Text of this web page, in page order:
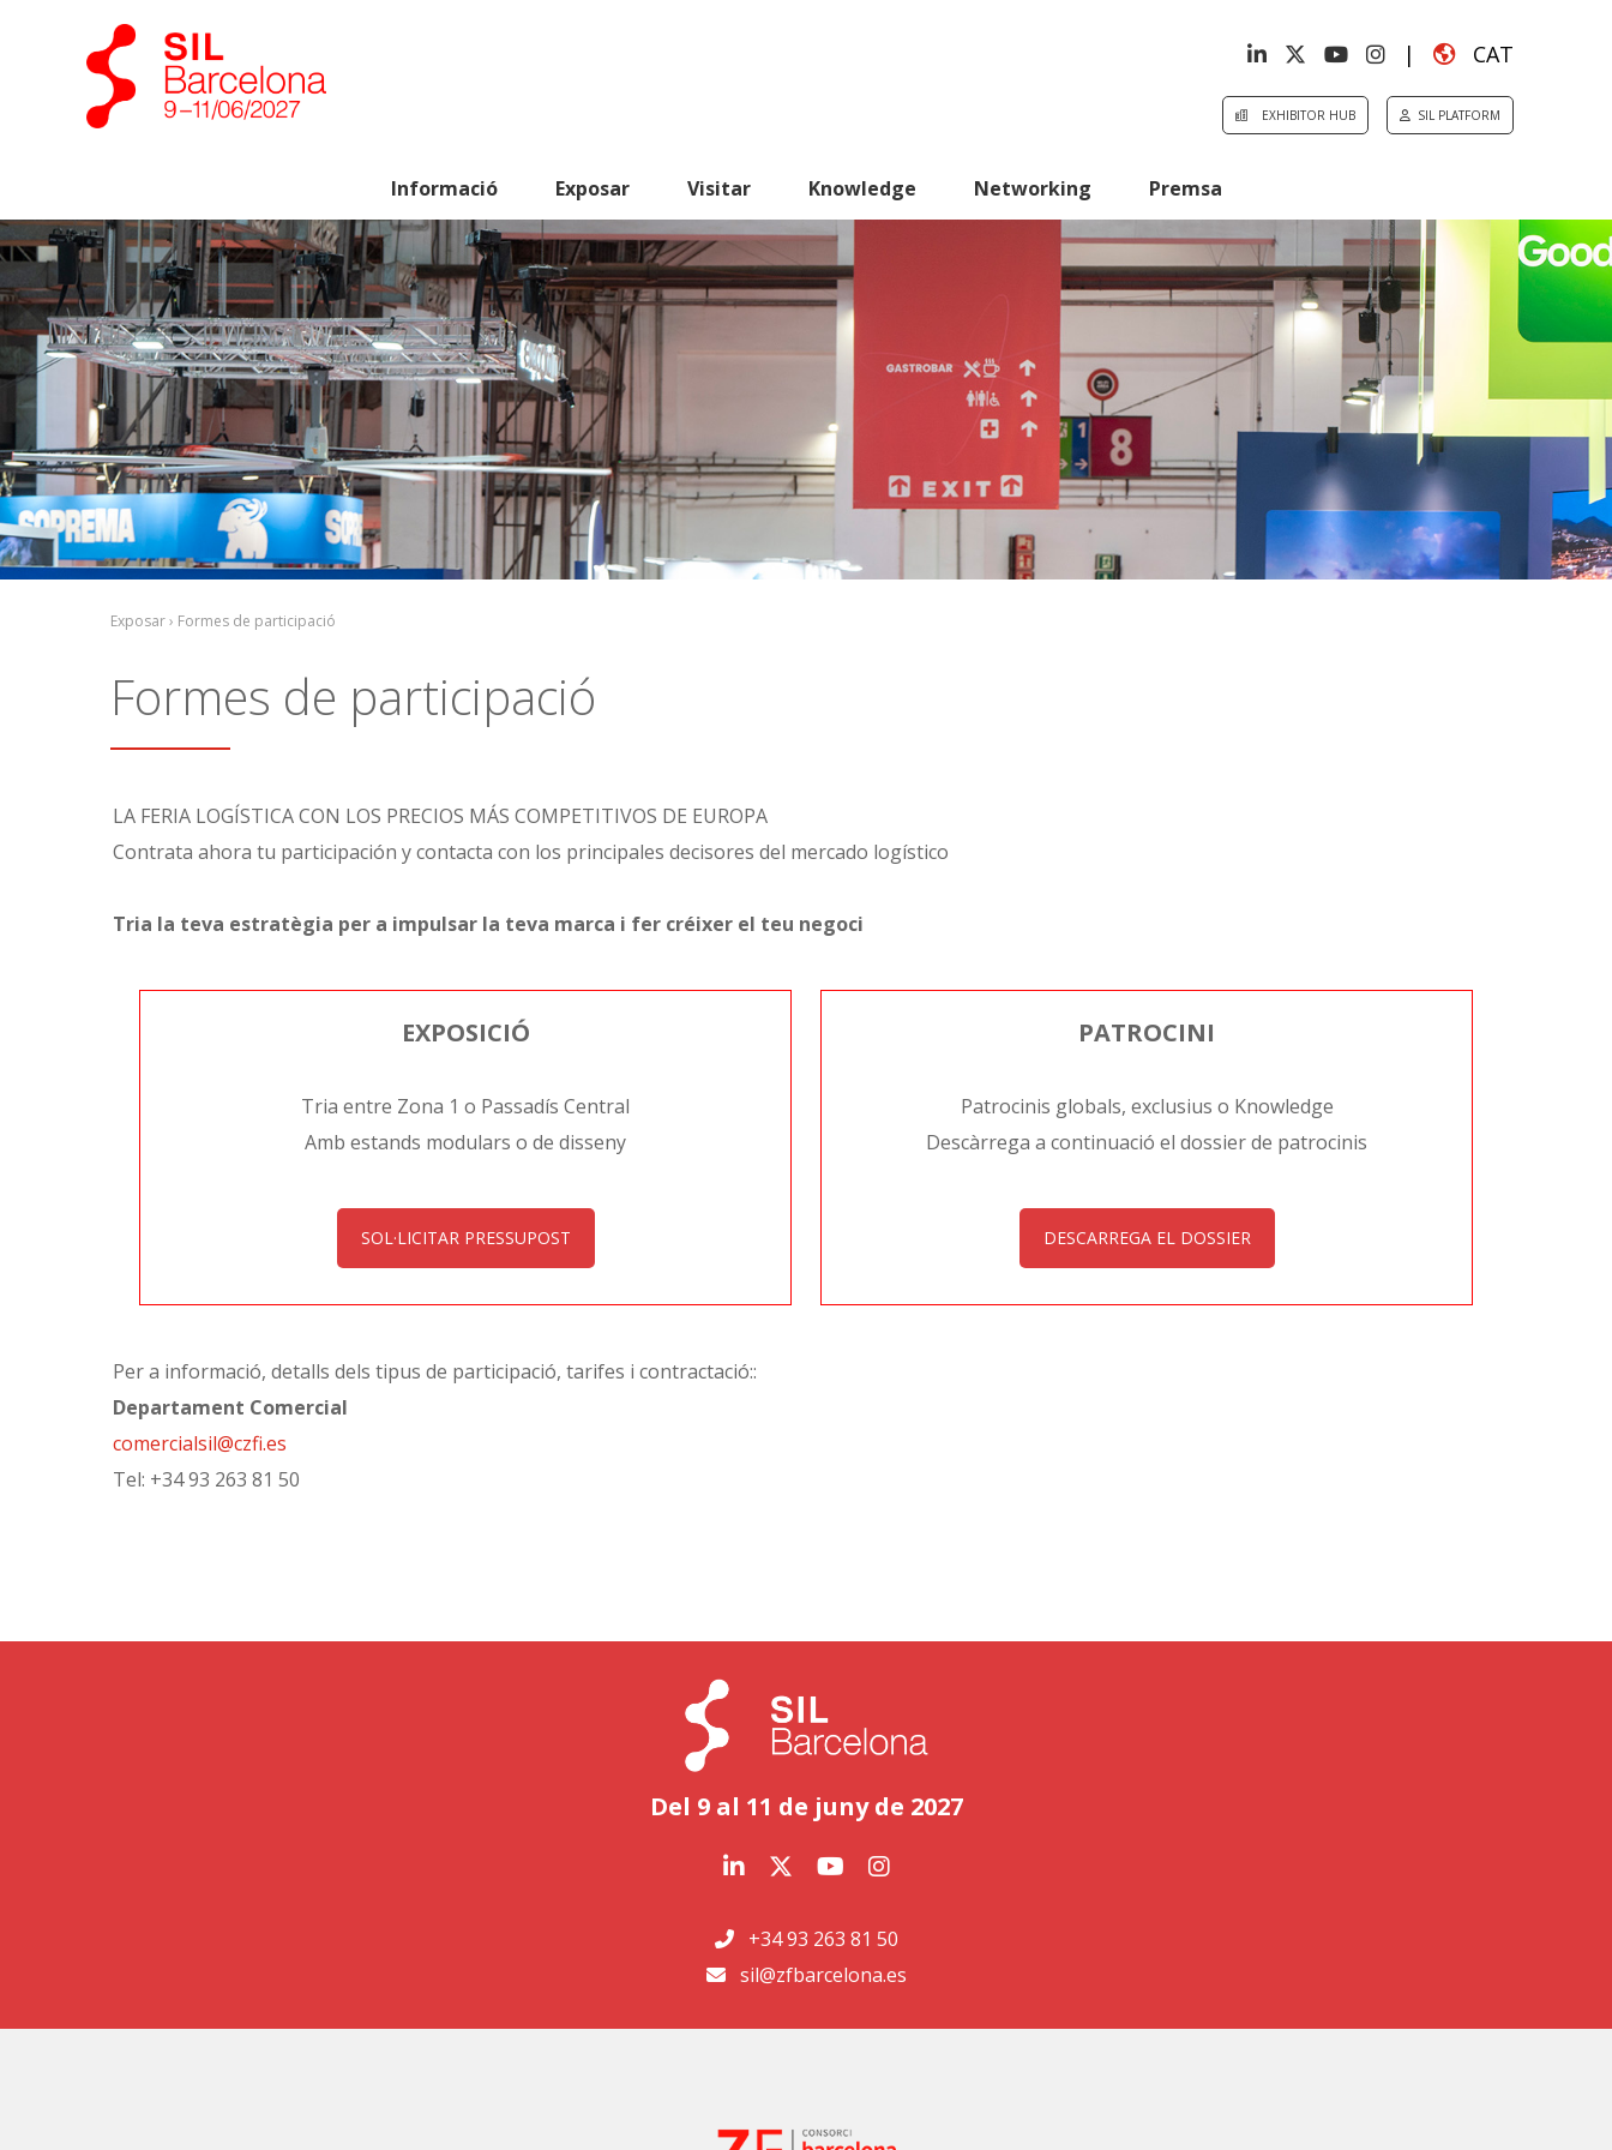
| CAT
EXHIBITOR HUB SIL PLATFORM
Informació Exposar Visitar Knowledge Networking Premsa
Exposar › Formes de participació
Formes de participació
LA FERIA LOGÍSTICA CON LOS PRECIOS MÁS COMPETITIVOS DE EUROPA
Contrata ahora tu participación y contacta con los principales decisores del mercado logístico
Tria la teva estratègia per a impulsar la teva marca i fer créixer el teu negoci
EXPOSICIÓ
Tria entre Zona 1 o Passadís Central
Amb estands modulars o de disseny
SOL·LICITAR PRESSUPOST
PATROCINI
Patrocinis globals, exclusius o Knowledge
Descàrrega a continuació el dossier de patrocinis
DESCARREGA EL DOSSIER
Per a informació, detalls dels tipus de participació, tarifes i contractació::
Departament Comercial
comercialsil@czfi.es
Tel: +34 93 263 81 50
Del 9 al 11 de juny de 2027
+34 93 263 81 50
sil@zfbarcelona.es